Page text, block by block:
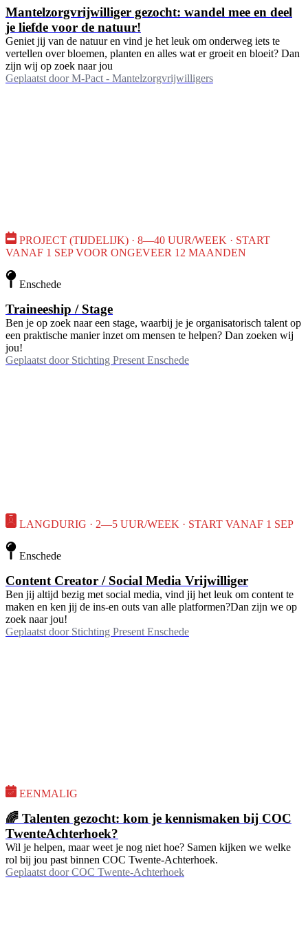
Mantelzorgvrijwilliger gezocht: wandel mee en deel
je liefde voor de natuur!
Geniet jij van de natuur en vind je het leuk om onderweg iets te
vertellen over bloemen, planten en alles wat er groeit en bloeit? Dan
zijn wij op zoek naar jou
Geplaatst door M-Pact - Mantelzorgvrijwilligers
PROJECT (TIJDELIJK) · 8—40 UUR/WEEK · START
VANAF 1 SEP VOOR ONGEVEER 12 MAANDEN
Enschede
Traineeship / Stage
Ben je op zoek naar een stage, waarbij je je organisatorisch talent op
een praktische manier inzet om mensen te helpen? Dan zoeken wij
jou!
Geplaatst door Stichting Present Enschede
LANGDURIG · 2—5 UUR/WEEK · START VANAF 1 SEP
Enschede
Content Creator / Social Media Vrijwilliger
Ben jij altijd bezig met social media, vind jij het leuk om content te
maken en ken jij de ins-en outs van alle platformen?Dan zijn we op
zoek naar jou!
Geplaatst door Stichting Present Enschede
EENMALIG
🌈 Talenten gezocht: kom je kennismaken bij COC
TwenteAchterhoek?
Wil je helpen, maar weet je nog niet hoe? Samen kijken we welke
rol bij jou past binnen COC Twente-Achterhoek.
Geplaatst door COC Twente-Achterhoek